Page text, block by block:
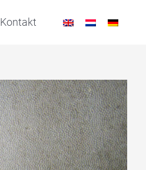
Kontakt